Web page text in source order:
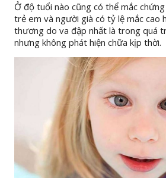
Ở độ tuổi nào cũng có thể mắc
trẻ em và người già có tỷ lệ mắc cao
thương do va đập nhất là trong quá
nhưng không phát hiện chữa kịp thời.